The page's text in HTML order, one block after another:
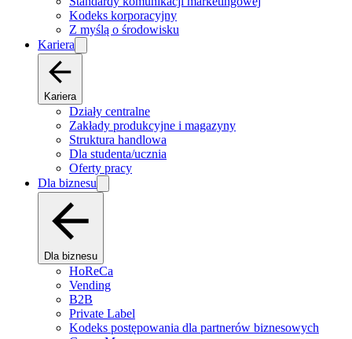
Kodeks korporacyjny
Z myślą o środowisku
Kariera
Kariera
Działy centralne
Zakłady produkcyjne i magazyny
Struktura handlowa
Dla studenta/ucznia
Oferty pracy
Dla biznesu
Dla biznesu
HoReCa
Vending
B2B
Private Label
Kodeks postępowania dla partnerów biznesowych